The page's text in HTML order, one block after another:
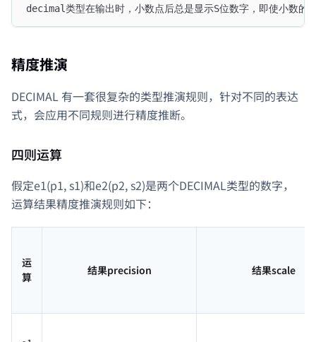
decimal类型在输出时，小数点后总是显示S位数字，即使小数
精度推演
DECIMAL 有一套很复杂的类型推演规则，针对不同的表达
式，会应用不同规则进行精度推断。
四则运算
假定e1(p1, s1)和e2(p2, s2)是两个DECIMAL类型的数字，
运算结果精度推演规则如下：
运
算
结果precision 结果scale